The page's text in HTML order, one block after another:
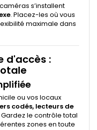
s’installent
. Placez-les où vous
maximale dans
d'accès :
ou vos locaux
codés, lecteurs de
Gardez le contrôle total
zones en toute